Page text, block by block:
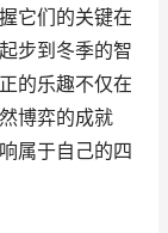
它们的关键在
步到冬季的智
的乐趣不仅在
博弈的成就
属于自己的四